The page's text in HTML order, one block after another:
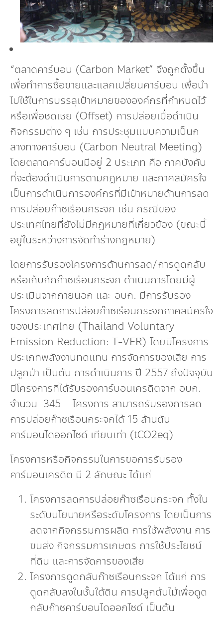
“ตลาดคาร์บอน (Carbon Market” จึงถูกตั้งขึ้น
เพื่อทำการซื้อขายและแลกเปลี่ยนคาร์บอน เพื่อนำ
ไปใช้ในการบรรลุเป้าหมายขององค์กรที่กำหนดไว้
หรือเพื่อชดเชย (Offset) การปล่อยเมื่อดำเนิน
กิจกรรมต่าง ๆ เช่น การประชุมแบบความเป็นก
ลางทางคาร์บอน (Carbon Neutral Meeting)
โดยตลาดคาร์บอนมีอยู่ 2 ประเภท คือ ภาคบังคับ
ที่จะต้องดำเนินการตามกฎหมาย และภาคสมัครใจ
เป็นการดำเนินการองค์กรที่มีเป้าหมายด้านการลด
การปล่อยก๊าซเรือนกระจก เช่น กรณีของ
ประเทศไทยที่ยังไม่มีกฎหมายที่เกี่ยวข้อง (ขณะนี้
อยู่ในระหว่างการจัดทำร่างกฎหมาย)
โดยการรับรองโครงการด้านการลด/การดูดกลับ
หรือเก็บกักก๊าซเรือนกระจก ดำเนินการโดยมีผู้
ประเมินจากภายนอก และ อบก. มีการรับรอง
โครงการลดการปล่อยก๊าซเรือนกระจกภาคสมัครใจ
ของประเทศไทย (Thailand Voluntary
Emission Reduction: T-VER) โดยมีโครงการ
ประเภทพลังงานทดแทน การจัดการของเสีย การ
ปลูกป่า เป็นต้น การดำเนินการ ปี 2557 ถึงปัจจุบัน
มีโครงการที่ได้รับรองคาร์บอนเครดิตจาก อบก.
จำนวน 345 โครงการ สามารถรับรองการลด
การปล่อยก๊าซเรือนกระจกได้ 15 ล้านตัน
คาร์บอนไดออกไซด์ เทียบเท่า (tCO2eq)
โครงการหรือกิจกรรมในการขอการรับรอง
คาร์บอนเครดิต มี 2 ลักษณะ ได้แก่
โครงการลดการปล่อยก๊าซเรือนกระจก ทั้งใน
ระดับนโยบายหรือระดับโครงการ โดยเป็นการ
ลดจากกิจกรรมการผลิต การใช้พลังงาน การ
ขนส่ง กิจกรรมการเกษตร การใช้ประโยชน์
ที่ดิน และการจัดการของเสีย
โครงการดูดกลับก๊าซเรือนกระจก ได้แก่ การ
ดูดกลับลงในชั้นใต้ดิน การปลูกต้นไม้เพื่อดูด
กลับก๊าซคาร์บอนไดออกไซด์ เป็นต้น